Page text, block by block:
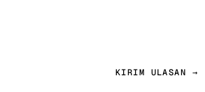
KIRIM ULASAN →